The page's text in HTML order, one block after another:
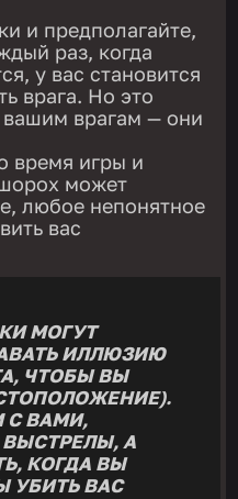
и предполагайте,
раз, когда
у вас становится
врага. Но это
врагам — они
время игры и
может
любое непонятное
вас
МОГУТ
ИЛЛЮЗИЮ
ЧТОБЫ ВЫ
С ВАМИ,
А
КОГДА ВЫ
УБИТЬ ВАС